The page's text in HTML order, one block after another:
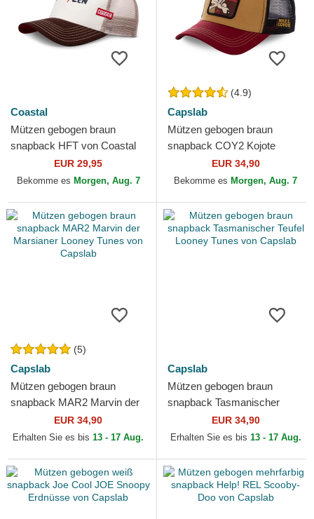
Coastal
Mützen gebogen braun
snapback HFT von Coastal
EUR 29,95
Bekomme es Morgen, Aug. 7
(4.9)
Capslab
Mützen gebogen braun
snapback COY2 Kojote
Looney Tunes von Capslab
EUR 34,90
Bekomme es Morgen, Aug. 7
(5)
Capslab
Mützen gebogen braun
snapback MAR2 Marvin der
Marsianer Looney Tunes von
Capslab
EUR 34,90
Erhalten Sie es bis 13 - 17 Aug.
Capslab
Mützen gebogen braun
snapback Tasmanischer
Teufel Looney Tunes von
Capslab
EUR 34,90
Erhalten Sie es bis 13 - 17 Aug.